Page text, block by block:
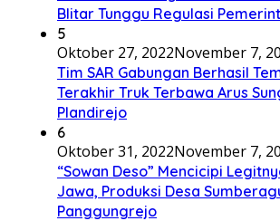
Blitar Tunggu Regulasi
5
Oktober 27, 2022November 7,
Tim SAR Gabungan Berhasil
Terakhir Truk Terbawa Arus
Plandirejo
6
Oktober 31, 2022November 7,
“Sowan Deso” Mencicipi
Jawa, Produksi Desa
Panggungrejo